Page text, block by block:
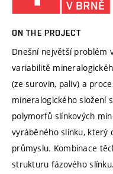
ON THE PROJECT
Dnešní největší problém
variabilitě
(ze surovin, paliv) a
mineralogického složení
polymorfů slínkových
vyráběného slínku, který
průmyslu. Kombinace
strukturu fázového